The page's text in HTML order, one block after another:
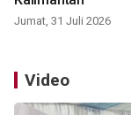
Jumat, 31 Juli 2026
Video